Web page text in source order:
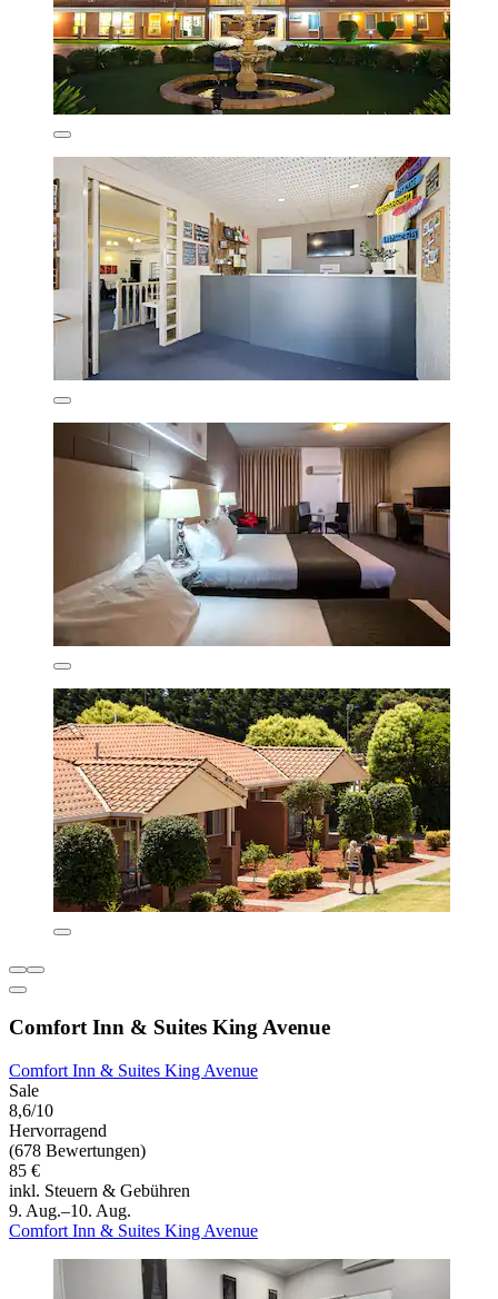
Comfort Inn & Suites King Avenue
Comfort Inn & Suites King Avenue
Sale
8,6/10
Hervorragend
(678 Bewertungen)
85 €
inkl. Steuern & Gebühren
9. Aug.–10. Aug.
Comfort Inn & Suites King Avenue